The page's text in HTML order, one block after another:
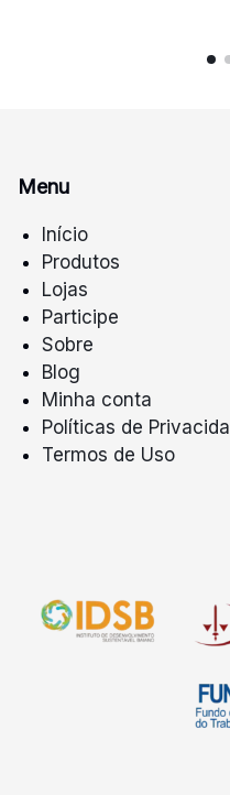
Menu
Início
Produtos
Lojas
Participe
Sobre
Blog
Minha conta
Políticas de
Termos de Uso